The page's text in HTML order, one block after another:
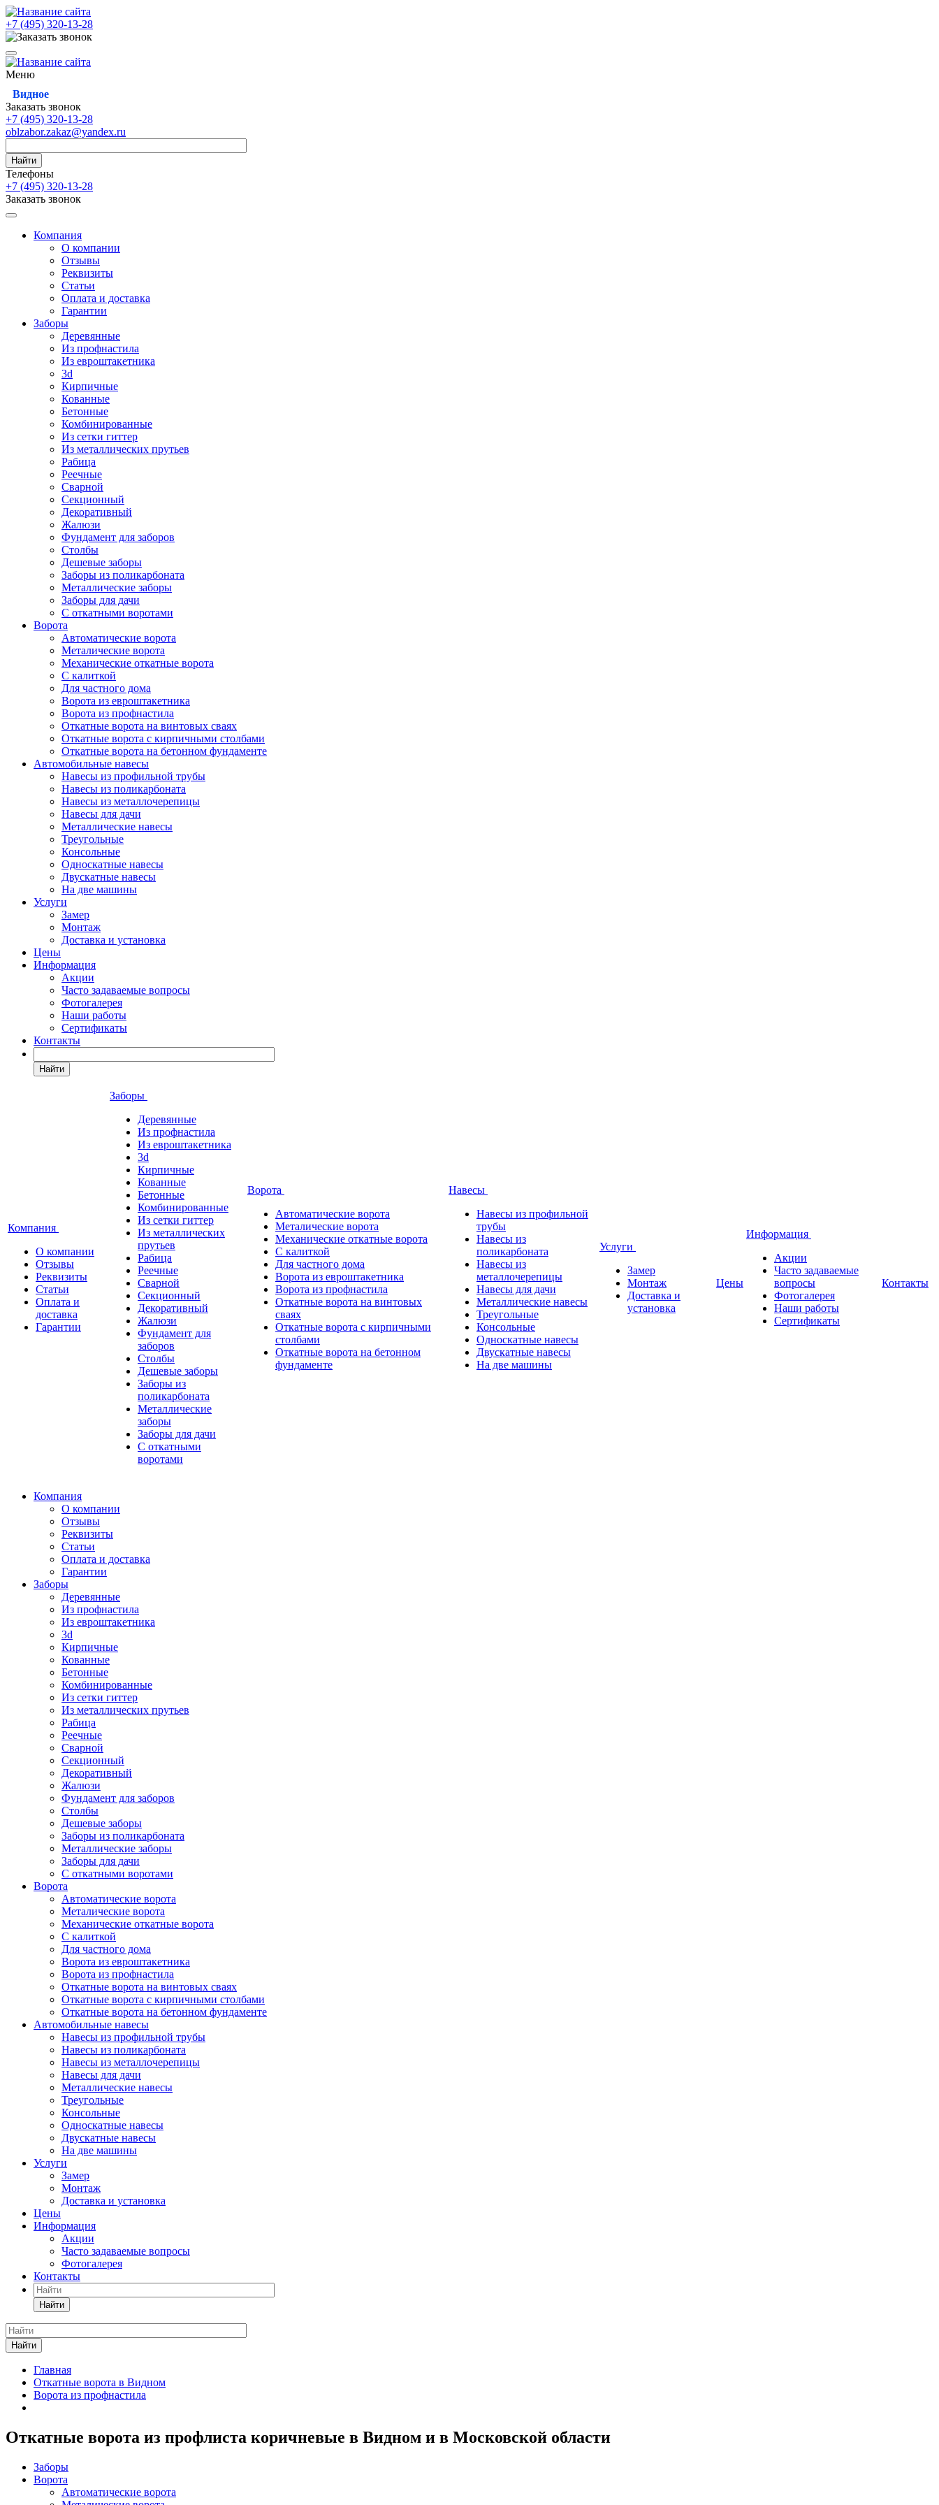
+7 (495) 320-13-28
Меню
Видное
Заказать звонок
+7 (495) 320-13-28
oblzabor.zakaz@yandex.ru
Найти
Телефоны
+7 (495) 320-13-28
Заказать звонок
Компания
О компании
Отзывы
Реквизиты
Статьи
Оплата и доставка
Гарантии
Заборы
Деревянные
Из профнастила
Из евроштакетника
3d
Кирпичные
Кованные
Бетонные
Комбинированные
Из сетки гиттер
Из металлических прутьев
Рабица
Реечные
Сварной
Секционный
Декоративный
Жалюзи
Фундамент для заборов
Столбы
Дешевые заборы
Заборы из поликарбоната
Металлические заборы
Заборы для дачи
С откатными воротами
Ворота
Автоматические ворота
Металические ворота
Механические откатные ворота
С калиткой
Для частного дома
Ворота из евроштакетника
Ворота из профнастила
Откатные ворота на винтовых сваях
Откатные ворота с кирпичными столбами
Откатные ворота на бетонном фундаменте
Автомобильные навесы
Навесы из профильной трубы
Навесы из поликарбоната
Навесы из металлочерепицы
Навесы для дачи
Металлические навесы
Треугольные
Консольные
Односкатные навесы
Двускатные навесы
На две машины
Услуги
Замер
Монтаж
Доставка и установка
Цены
Информация
Акции
Часто задаваемые вопросы
Фотогалерея
Наши работы
Сертификаты
Контакты
Найти
Компания
О компании
Отзывы
Реквизиты
Статьи
Оплата и
доставка
Гарантии
Заборы
Деревянные
Из профнастила
Из евроштакетника
3d
Кирпичные
Кованные
Бетонные
Комбинированные
Из сетки гиттер
Из металлических
прутьев
Рабица
Реечные
Сварной
Секционный
Декоративный
Жалюзи
Фундамент для
заборов
Столбы
Дешевые заборы
Заборы из
поликарбоната
Металлические
заборы
Заборы для дачи
С откатными
воротами
Ворота
Автоматические ворота
Металические ворота
Механические откатные ворота
С калиткой
Для частного дома
Ворота из евроштакетника
Ворота из профнастила
Откатные ворота на винтовых
сваях
Откатные ворота с кирпичными
столбами
Откатные ворота на бетонном
фундаменте
Навесы
Навесы из профильной
трубы
Навесы из
поликарбоната
Навесы из
металлочерепицы
Навесы для дачи
Металлические навесы
Треугольные
Консольные
Односкатные навесы
Двускатные навесы
На две машины
Услуги
Замер
Монтаж
Доставка и
установка
Цены
Информация
Акции
Часто задаваемые
вопросы
Фотогалерея
Наши работы
Сертификаты
Контакты
Компания
О компании
Отзывы
Реквизиты
Статьи
Оплата и доставка
Гарантии
Заборы
Деревянные
Из профнастила
Из евроштакетника
3d
Кирпичные
Кованные
Бетонные
Комбинированные
Из сетки гиттер
Из металлических прутьев
Рабица
Реечные
Сварной
Секционный
Декоративный
Жалюзи
Фундамент для заборов
Столбы
Дешевые заборы
Заборы из поликарбоната
Металлические заборы
Заборы для дачи
С откатными воротами
Ворота
Автоматические ворота
Металические ворота
Механические откатные ворота
С калиткой
Для частного дома
Ворота из евроштакетника
Ворота из профнастила
Откатные ворота на винтовых сваях
Откатные ворота с кирпичными столбами
Откатные ворота на бетонном фундаменте
Автомобильные навесы
Навесы из профильной трубы
Навесы из поликарбоната
Навесы из металлочерепицы
Навесы для дачи
Металлические навесы
Треугольные
Консольные
Односкатные навесы
Двускатные навесы
На две машины
Услуги
Замер
Монтаж
Доставка и установка
Цены
Информация
Акции
Часто задаваемые вопросы
Фотогалерея
Контакты
Найти
Найти
Главная
Откатные ворота в Видном
Ворота из профнастила
Откатные ворота из профлиста коричневые в Видном и в Московской области
Заборы
Ворота
Автоматические ворота